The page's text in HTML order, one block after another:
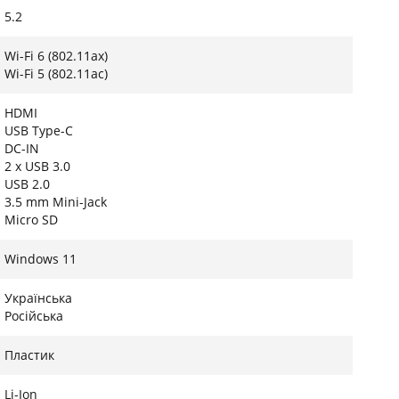
роботу в автономному режимі, дозволяючи
Елегантний дизайн у кольорі Grey
інтерфейсів гарантує швидке підключення
5.2
Wi-Fi 6 (802.11ax)
Wi-Fi 5 (802.11ac)
HDMI
USB Type-C
DC-IN
2 x USB 3.0
USB 2.0
3.5 mm Mini-Jack
Micro SD
Windows 11
Українська
Російська
Пластик
Li-Ion